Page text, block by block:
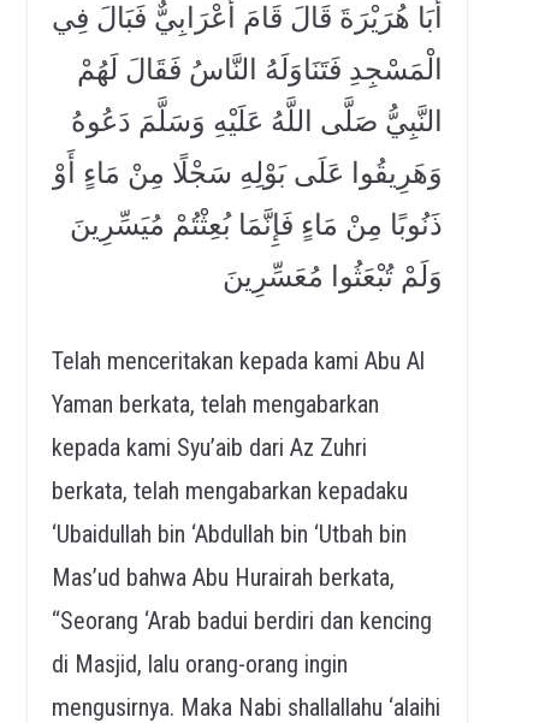
أَبَا هُرَيْرَةَ قَالَ قَامَ أَعْرَابِيٌّ فَبَالَ فِي
الْمَسْجِدِ فَتَنَاوَلَهُ النَّاسُ فَقَالَ لَهُمْ
النَّبِيُّ صَلَّى اللَّهُ عَلَيْهِ وَسَلَّمَ دَعُوهُ
وَهَرِيقُوا عَلَى بَوْلِهِ سَجْلًا مِنْ مَاءٍ أَوْ
ذَنُوبًا مِنْ مَاءٍ فَإِنَّمَا بُعِثْتُمْ مُيَسِّرِينَ
وَلَمْ تُبْعَثُوا مُعَسِّرِينَ
Telah menceritakan kepada kami Abu Al
Yaman berkata, telah mengabarkan
kepada kami Syu’aib dari Az Zuhri
berkata, telah mengabarkan kepadaku
‘Ubaidullah bin ‘Abdullah bin ‘Utbah bin
Mas’ud bahwa Abu Hurairah berkata,
“Seorang ‘Arab badui berdiri dan kencing
di Masjid, lalu orang-orang ingin
mengusirnya. Maka Nabi shallallahu ‘alaihi